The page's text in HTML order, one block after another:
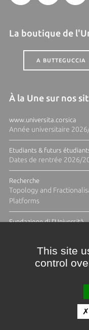
La boutique de
A BUTTEGUCCIA
À la Une sur nos
www.universita.corsica
Année universitaire
Etudiants & futurs
Dates de rentrée 2026/
Recherche
Topology and
Platforms
Fundazione di l'Università
Crédits et mentions
This site
control